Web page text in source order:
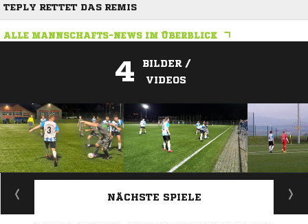
TEPLY RETTET DAS REMIS
ALLE MANNSCHAFTS-NEWS IM ÜBERBLICK
4
BILDER /
VIDEOS
ANZEIGE
NÄCHSTE SPIELE